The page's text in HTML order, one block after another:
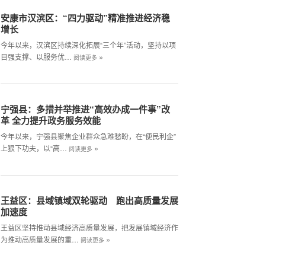
安康市汉滨区：“四力驱动”精准推进经济稳
增长
今年以来，汉滨区持续深化拓展“三个年”活动，坚持以项
目强支撑、以服务优…
阅读更多 »
宁强县：多措并举推进“高效办成一件事”改
革 全力提升政务服务效能
今年以来，宁强县聚焦企业群众急难愁盼，在“便民利企”
上狠下功夫，以“高…
阅读更多 »
王益区：县域镇域双轮驱动 跑出高质量发展
加速度
王益区坚持推动县域经济高质量发展，把发展镇域经济作
为推动高质量发展的重…
阅读更多 »